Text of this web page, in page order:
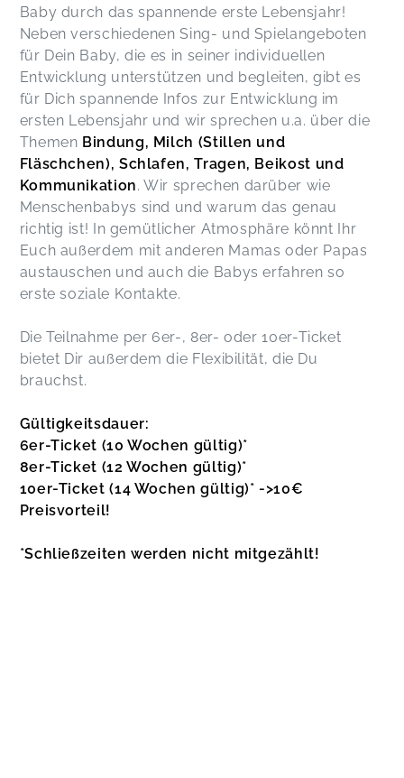
Julia,Sep 21
Baby durch das spannende erste Lebensjahr!
Neben verschiedenen Sing- und Spielangeboten
für Dein Baby, die es in seiner individuellen
Entwicklung unterstützen und begleiten, gibt es
für Dich spannende Infos zur Entwicklung im
ersten Lebensjahr und wir sprechen u.a. über die
Themen Bindung, Milch (Stillen und
Fläschchen), Schlafen, Tragen, Beikost und
Kommunikation. Wir sprechen darüber wie
Menschenbabys sind und warum das genau
richtig ist! In gemütlicher Atmosphäre könnt Ihr
Euch außerdem mit anderen Mamas oder Papas
austauschen und auch die Babys erfahren so
erste soziale Kontakte.
Die Teilnahme per 6er-, 8er- oder 10er-Ticket
bietet Dir außerdem die Flexibilität, die Du
brauchst.
Gültigkeitsdauer:
6er-Ticket (10 Wochen gültig)*
8er-Ticket (12 Wochen gültig)*
10er-Ticket (14 Wochen gültig)* ->10€
Preisvorteil!
*Schließzeiten werden nicht mitgezählt!